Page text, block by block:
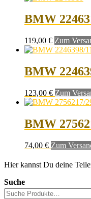
BMW
119,00 € Zum
BMW
123,00 € Zum
BMW
74,00 € Zum
Hier kannst Du deine
Suche